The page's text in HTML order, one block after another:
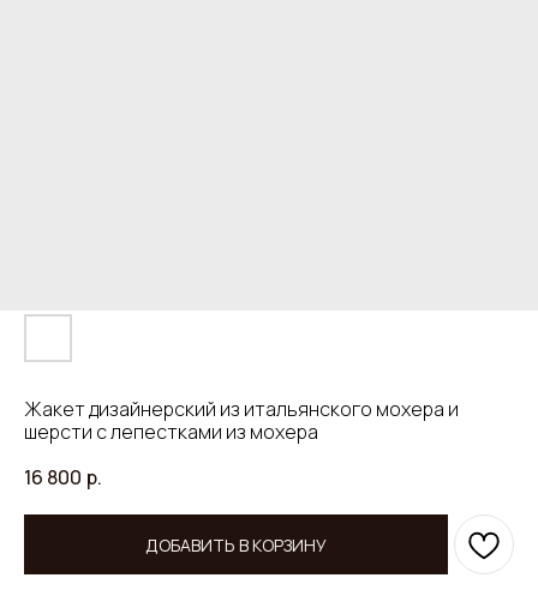
Жакет дизайнерский из итальянского мохера и
шерсти с лепестками из мохера
16 800 р.
ДОБАВИТЬ В КОРЗИНУ